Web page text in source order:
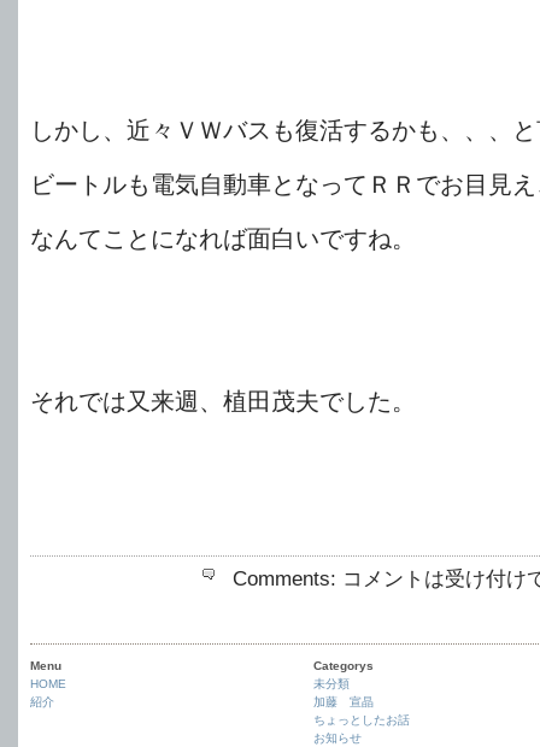
しかし、近々ＶＷバスも復活するかも、、、
ビートルも電気自動車となってＲＲでお目見
なんてことになれば面白いですね。
それでは又来週、植田茂夫でした。
Comments: コメントは受け付け
Menu
HOME
紹介
Categorys
未分類
加藤 宣晶
ちょっとしたお話
お知らせ